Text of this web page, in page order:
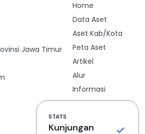
Jawa Timur
Home
Data Aset
Aset Kab/Kota
Peta Aset
Artikel
Alur
Informasi
STATS
Kunjungan